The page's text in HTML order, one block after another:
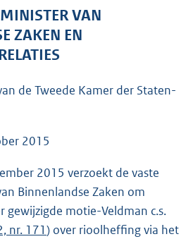
3
K
VAN
ZAKEN EN
de Tweede Kamer der Staten-
2015
2015 verzoekt de vaste
Binnenlandse Zaken om
gewijzigde motie-Veldman c.s.
nr. 171) over rioolheffing via het